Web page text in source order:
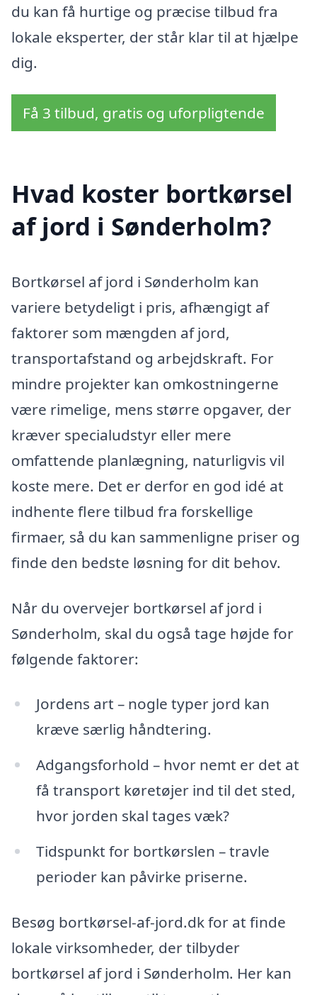
du kan få hurtige og præcise tilbud fra
lokale eksperter, der står klar til at hjælpe
dig.
Få 3 tilbud, gratis og uforpligtende
Hvad koster bortkørsel
af jord i Sønderholm?
Bortkørsel af jord i Sønderholm kan
variere betydeligt i pris, afhængigt af
faktorer som mængden af jord,
transportafstand og arbejdskraft. For
mindre projekter kan omkostningerne
være rimelige, mens større opgaver, der
kræver specialudstyr eller mere
omfattende planlægning, naturligvis vil
koste mere. Det er derfor en god idé at
indhente flere tilbud fra forskellige
firmaer, så du kan sammenligne priser og
finde den bedste løsning for dit behov.
Når du overvejer bortkørsel af jord i
Sønderholm, skal du også tage højde for
følgende faktorer:
Jordens art – nogle typer jord kan
kræve særlig håndtering.
Adgangsforhold – hvor nemt er det at
få transport køretøjer ind til det sted,
hvor jorden skal tages væk?
Tidspunkt for bortkørslen – travle
perioder kan påvirke priserne.
Besøg bortkørsel-af-jord.dk for at finde
lokale virksomheder, der tilbyder
bortkørsel af jord i Sønderholm. Her kan